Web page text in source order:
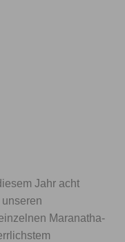
Jahr acht
Maranatha-